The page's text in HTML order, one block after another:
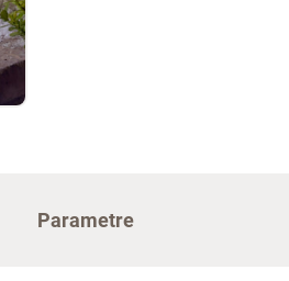
Parametre